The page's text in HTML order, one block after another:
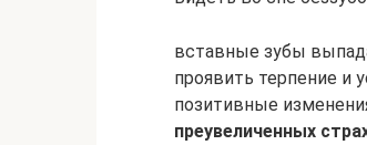
вставные зубы
проявить терпение и
позитивные
преувеличенных